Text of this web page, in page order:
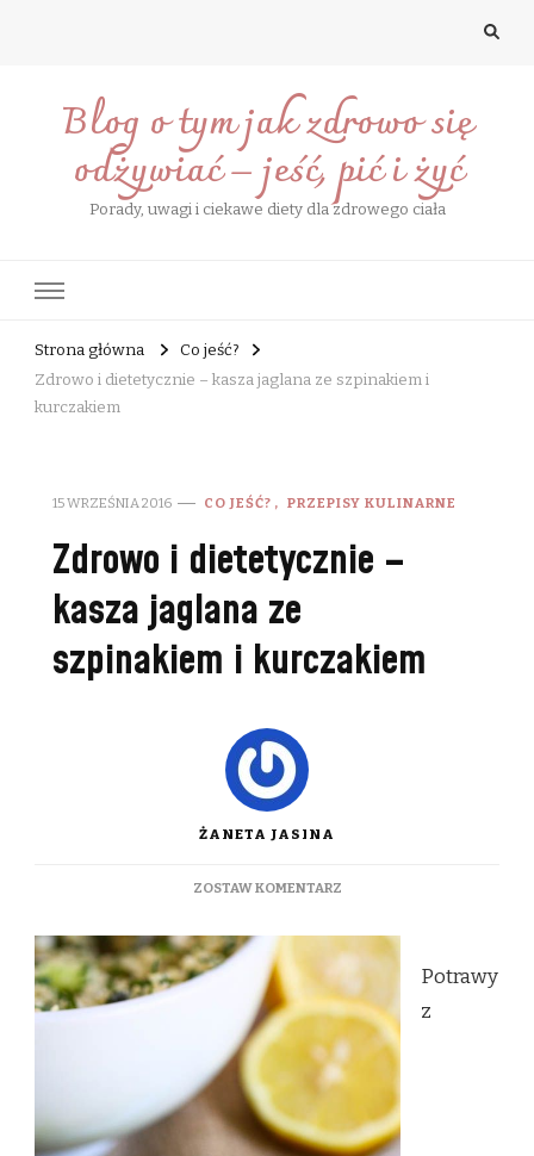
Blog o tym jak zdrowo się
odżywiać – jeść, pić i żyć
Porady, uwagi i ciekawe diety dla zdrowego ciała
Strona główna
Co jeść?
Zdrowo i dietetycznie – kasza jaglana ze szpinakiem i
kurczakiem
15 WRZEŚNIA 2016 CO JEŚĆ? PRZEPISY KULINARNE
Zdrowo i dietetycznie –
kasza jaglana ze
szpinakiem i kurczakiem
ŻANETA JASINA
ZOSTAW KOMENTARZDO
DIETETYCZNIE
KASZA
JAGLANA
ZE
SZPINAKIEM
KURCZAKIEM
Potrawy
z